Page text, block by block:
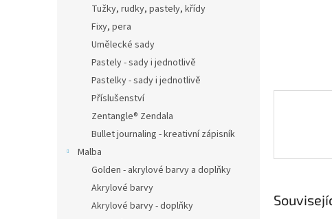
Tužky, rudky, pastely, křídy
Fixy, pera
Umělecké sady
Pastely - sady i jednotlivě
Pastelky - sady i jednotlivě
Příslušenství
Zentangle® Zendala
Bullet journaling - kreativní zápisník
Malba
Golden - akrylové barvy a doplňky
Akrylové barvy
Akrylové barvy - doplňky